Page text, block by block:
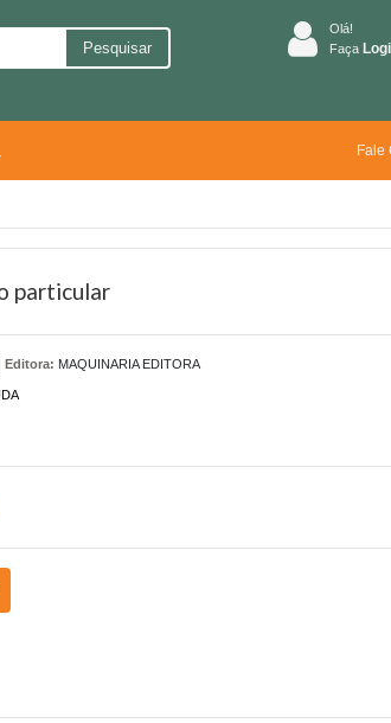
Pesquisar
Olá!
Faça
Fale
particular
Editora: MAQUINARIA EDITORA